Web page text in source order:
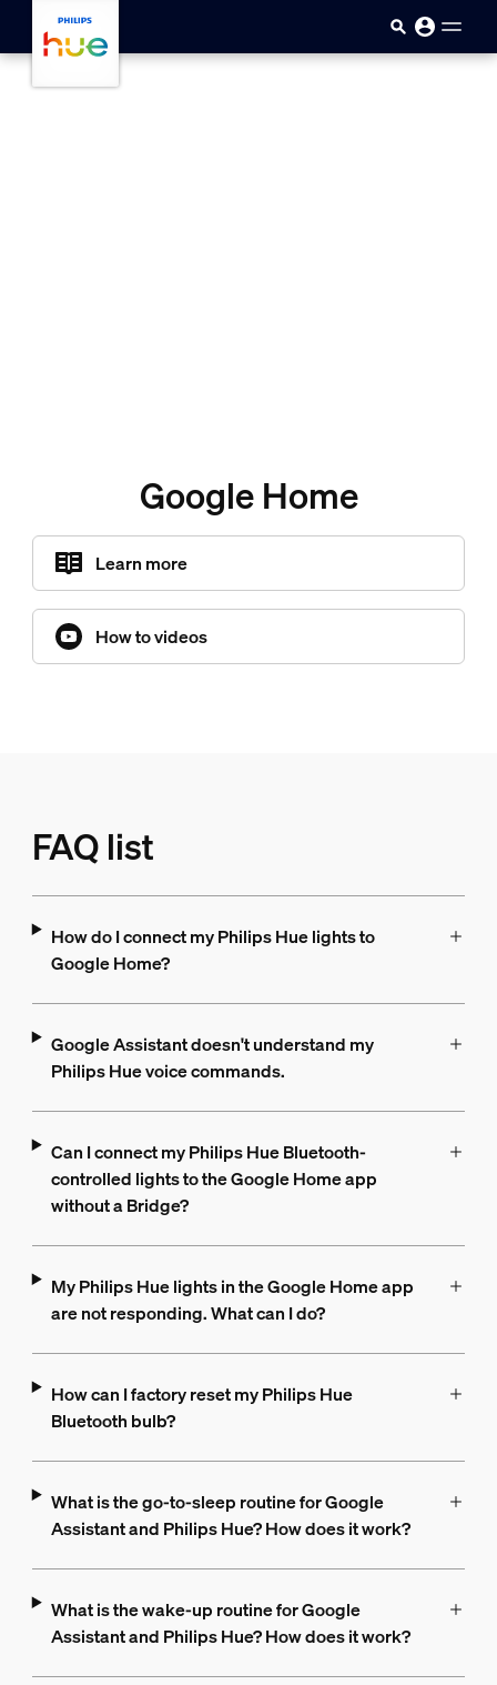
Google Home
Learn more
How to videos
FAQ list
How do I connect my Philips Hue lights to
Google Home?
Google Assistant doesn't understand my
Philips Hue voice commands.
Can I connect my Philips Hue Bluetooth-
controlled lights to the Google Home app
without a Bridge?
My Philips Hue lights in the Google Home app
are not responding. What can I do?
How can I factory reset my Philips Hue
Bluetooth bulb?
What is the go-to-sleep routine for Google
Assistant and Philips Hue? How does it work?
What is the wake-up routine for Google
Assistant and Philips Hue? How does it work?